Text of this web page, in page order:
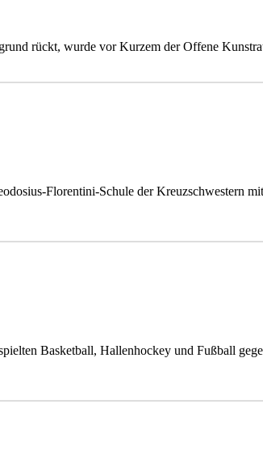
rückt, wurde vor Kurzem der Offene
Florentini-Schule der Kreuzschwestern
Basketball, Hallenhockey und Fußball